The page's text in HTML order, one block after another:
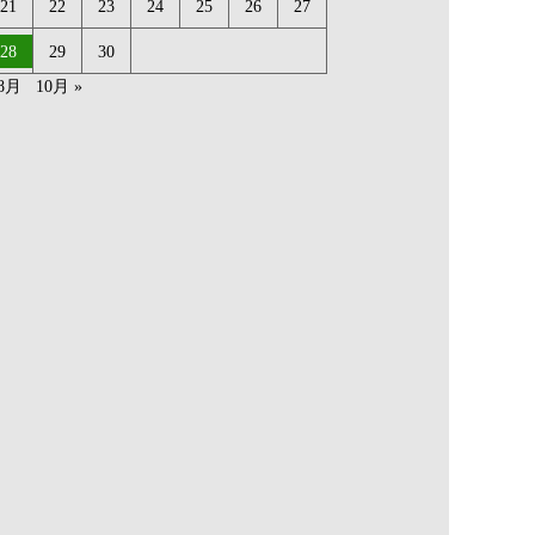
21 22 23 24 25 26 27
28 29
30
月
10月 »